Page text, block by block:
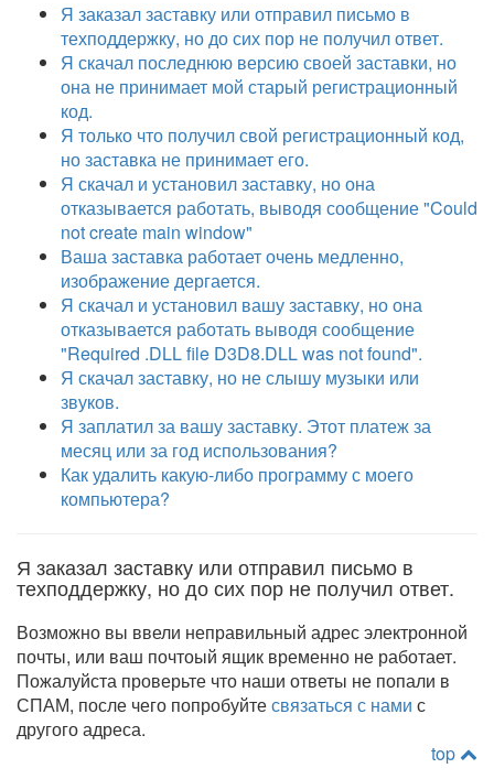
Я заказал заставку или отправил письмо в
техподдержку, но до сих пор не получил ответ.
Я скачал последнюю версию своей заставки, но
она не принимает мой старый регистрационный
код.
Я только что получил свой регистрационный код,
но заставка не принимает его.
Я скачал и установил заставку, но она
отказывается работать, выводя сообщение "Could
not create main window"
Ваша заставка работает очень медленно,
изображение дергается.
Я скачал и установил вашу заставку, но она
отказывается работать выводя сообщение
"Required .DLL file D3D8.DLL was not found".
Я скачал заставку, но не слышу музыки или
звуков.
Я заплатил за вашу заставку. Этот платеж за
месяц или за год использования?
Как удалить какую-либо программу с моего
компьютера?
Я заказал заставку или отправил письмо в
техподдержку, но до сих пор не получил ответ.
Возможно вы ввели неправильный адрес электронной
почты, или ваш почтоый ящик временно не работает.
Пожалуйста проверьте что наши ответы не попали в
СПАМ, после чего попробуйтесвязаться с нами с
другого адреса.
top